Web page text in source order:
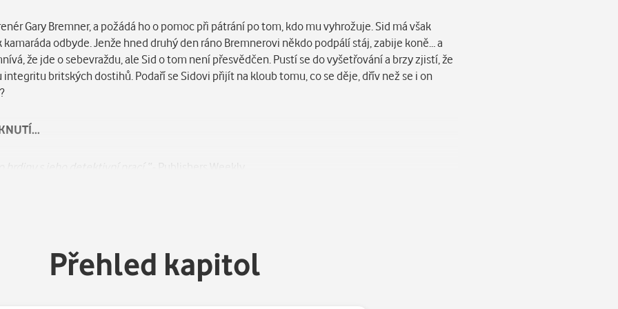
Gary Bremner, a požádá ho o pomoc při pátrání po tom, kdo mu vyhrožuje. Sid má však
odbyde. Jenže hned druhý den ráno Bremnerovi někdo podpálí stáj, zabije koně… a
že jde o sebevraždu, ale Sid o tom není přesvědčen. Pustí se do vyšetřování a brzy zjistí, že
britských dostihů. Podaří se Sidovi přijít na kloub tomu, co se děje, dřív než se i on
- Publishers Weekly
literatury.“ – Booklist
Přehled kapitol